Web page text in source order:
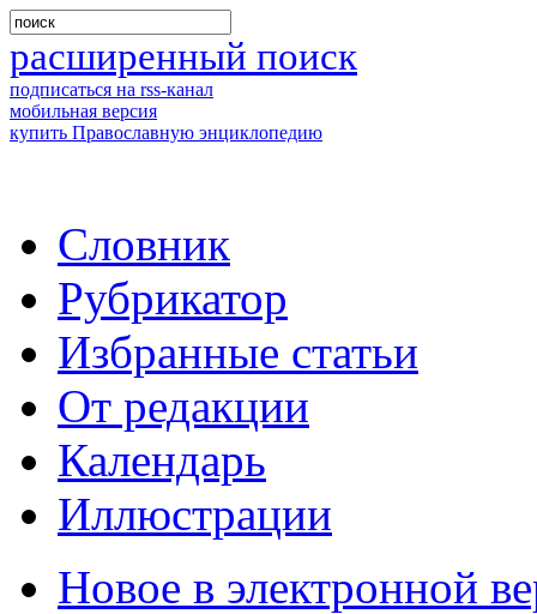
расширенный поиск
подписаться на rss-канал
мобильная версия
купить Православную энциклопедию
Словник
Рубрикатор
Избранные статьи
От редакции
Календарь
Иллюстрации
Новое в электронной